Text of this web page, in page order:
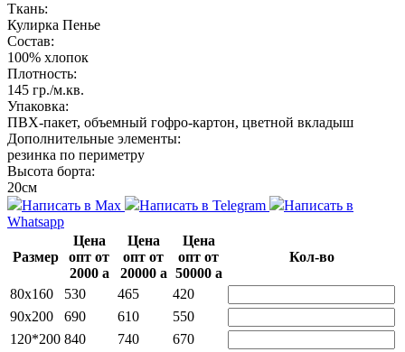
Ткань:
Кулирка Пенье
Состав:
100% хлопок
Плотность:
145 гр./м.кв.
Упаковка:
ПВХ-пакет, объемный гофро-картон, цветной вкладыш
Дополнительные элементы:
резинка по периметру
Высота борта:
20см
Написать в Max
Написать в Telegram
Написать в
Whatsapp
Размер
Цена
опт от
2000 a
Цена
опт от
20000 a
Цена
опт от
50000 a
Кол-во
80х160 530 465
420
90х200
690 610
550
120*200 840 740
670